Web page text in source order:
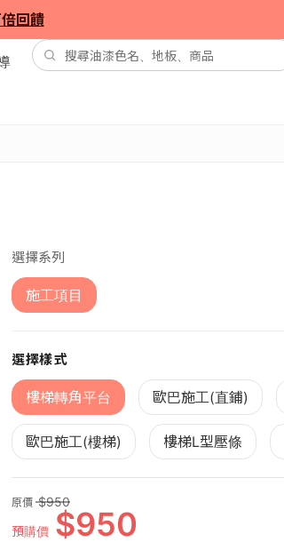
回饋
選擇系列
施工項目
選擇樣式
樓梯轉角平台 歐巴施工(直鋪)
歐巴施工(樓梯) 樓梯L型壓條
原價
950
預購價
950